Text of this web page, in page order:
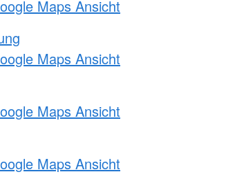
Maps Ansicht
Maps Ansicht
Maps Ansicht
Maps Ansicht